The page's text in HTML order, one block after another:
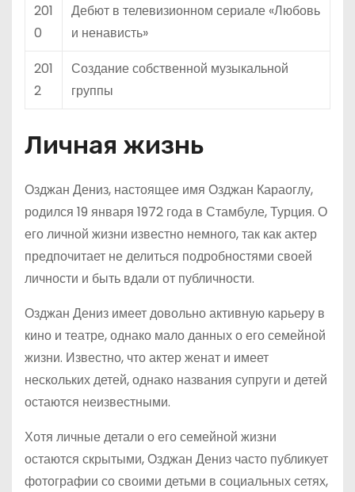
201
0
Дебют в телевизионном сериале «Любовь
и ненависть»
201
2
Создание собственной музыкальной
группы
Личная жизнь
Озджан Дениз, настоящее имя Озджан Караоглу,
родился 19 января 1972 года в Стамбуле, Турция. О
его личной жизни известно немного, так как актер
предпочитает не делиться подробностями своей
личности и быть вдали от публичности.
Озджан Дениз имеет довольно активную карьеру в
кино и театре, однако мало данных о его семейной
жизни. Известно, что актер женат и имеет
нескольких детей, однако названия супруги и детей
остаются неизвестными.
Хотя личные детали о его семейной жизни
остаются скрытыми, Озджан Дениз часто публикует
фотографии со своими детьми в социальных сетях,